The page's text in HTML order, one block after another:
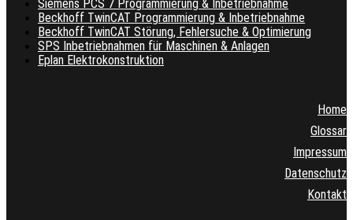
Siemens PCS 7 Programmierung & Inbetriebnahme
Beckhoff TwinCAT Programmierung & Inbetriebnahme
Beckhoff TwinCAT Störung, Fehlersuche & Optimierung
SPS Inbetriebnahmen für Maschinen & Anlagen
Eplan Elektrokonstruktion
Home
Glossar
Impressum
Datenschutz
Kontakt